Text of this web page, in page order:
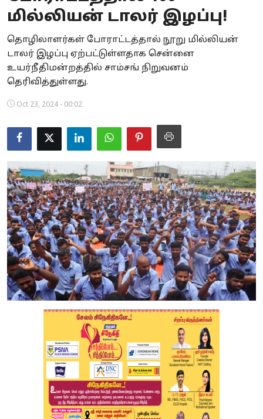
Business
Crime
Tamilnadu
Astrology
Spirituality
Weather
Politics
மில்லியன் டாலர் இழப்பு!
தொழிலாளர்கள் போராட்டத்தால் நூறு மில்லியன்
டாலர் இழப்பு ஏற்பட்டுள்ளதாக சென்னை
உயர்நீதிமன்றத்தில் சாம்சங் நிறுவனம்
தெரிவித்துள்ளது.
Oct 23, 2024 - 00:02